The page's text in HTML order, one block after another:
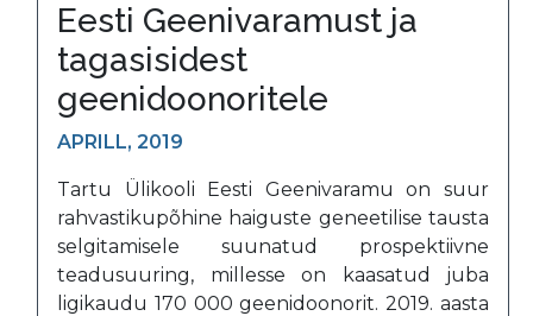
Eesti Geenivaramust ja
tagasisidest
geenidoonoritele
APRILL, 2019
Tartu Ülikooli Eesti Geenivaramu on suur
rahvastikupõhine haiguste geneetilise tausta
selgitamisele suunatud prospektiivne
teadusuuring, millesse on kaasatud juba
ligikaudu 170 000 geenidoonorit. 2019. aasta